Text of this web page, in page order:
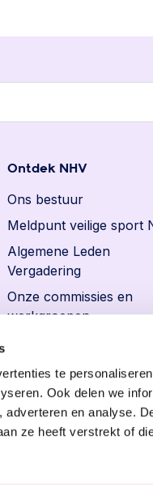
te
Ook delen we
en analyse.
ze heeft verstrekt of
Ontdek NHV
Ons bestuur
Meldpunt veilige sport
Algemene Leden
Vergadering
Onze commissies en
werkgroepen
Vacatures